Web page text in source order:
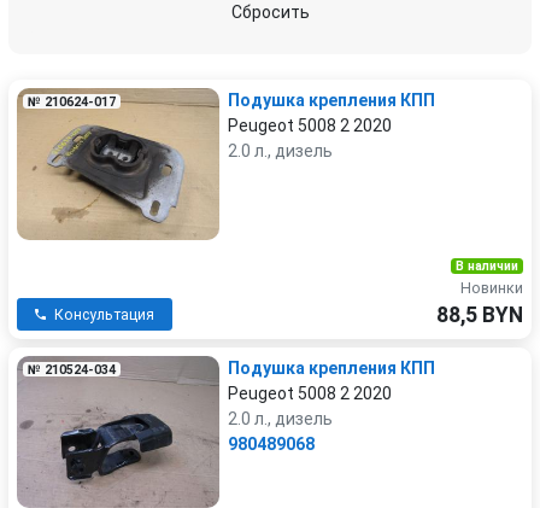
Сбросить
№ 210624-017
Подушка крепления КПП
Peugeot 5008 2 2020
2.0 л., дизель
Консультация
В наличии
Новинки
88,5 BYN
№ 210524-034
Подушка крепления КПП
Peugeot 5008 2 2020
2.0 л., дизель
980489068